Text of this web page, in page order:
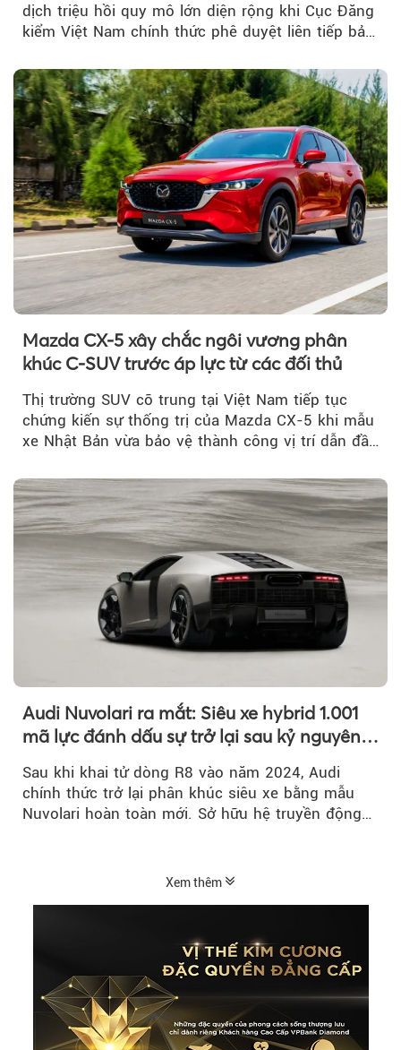
dịch triệu hồi quy mô lớn diện rộng khi Cục Đăng
kiểm Việt Nam chính thức phê duyệt liên tiếp bảy
Mazda CX-5 xây chắc ngôi vương phân
khúc C-SUV trước áp lực từ các đối thủ
Thị trường SUV cỡ trung tại Việt Nam tiếp tục
chứng kiến sự thống trị của Mazda CX-5 khi mẫu
xe Nhật Bản vừa bảo vệ thành công vị trí dẫn đầu
Audi Nuvolari ra mắt: Siêu xe hybrid 1.001
mã lực đánh dấu sự trở lại sau kỷ nguyên
Sau khi khai tử dòng R8 vào năm 2024, Audi
chính thức trở lại phân khúc siêu xe bằng mẫu
Nuvolari hoàn toàn mới. Sở hữu hệ truyền động
xem là tuyên ngôn mới của Audi trong kỷ nguyên
Xem thêm